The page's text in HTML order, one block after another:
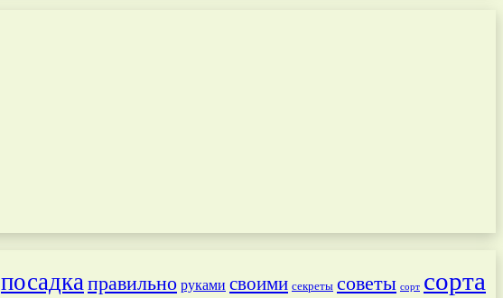
посадкаправильно руками своими секреты советы сорт сорта